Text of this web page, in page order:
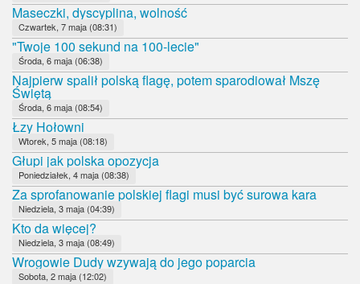
Maseczki, dyscyplina, wolność
Czwartek, 7 maja (08:31)
"Twoje 100 sekund na 100-lecie"
Środa, 6 maja (06:38)
Najpierw spalił polską flagę, potem sparodiował Mszę
Świętą
Środa, 6 maja (08:54)
Łzy Hołowni
Wtorek, 5 maja (08:18)
Głupi jak polska opozycja
Poniedziałek, 4 maja (08:38)
Za sprofanowanie polskiej flagi musi być surowa kara
Niedziela, 3 maja (04:39)
Kto da więcej?
Niedziela, 3 maja (08:49)
Wrogowie Dudy wzywają do jego poparcia
Sobota, 2 maja (12:02)